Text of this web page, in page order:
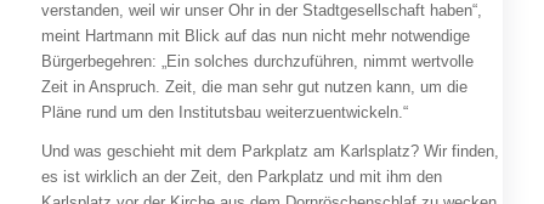
verstanden, weil wir unser Ohr in der Stadtgesellschaft haben“,
meint Hartmann mit Blick auf das nun nicht mehr notwendige
Bürgerbegehren: „Ein solches durchzuführen, nimmt wertvolle
Zeit in Anspruch. Zeit, die man sehr gut nutzen kann, um die
Pläne rund um den Institutsbau weiterzuentwickeln.“
Und was geschieht mit dem Parkplatz am Karlsplatz? Wir finden,
es ist wirklich an der Zeit, den Parkplatz und mit ihm den